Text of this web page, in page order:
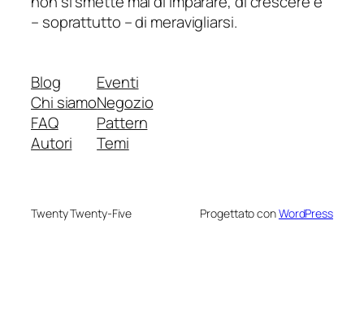
– soprattutto – di meravigliarsi.
Blog
Chi siamo
FAQ
Autori
Eventi
Negozio
Pattern
Temi
Twenty Twenty-Five Progettato conWordPress